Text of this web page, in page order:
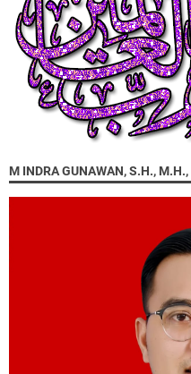
M INDRA GUNAWAN, S.H.,